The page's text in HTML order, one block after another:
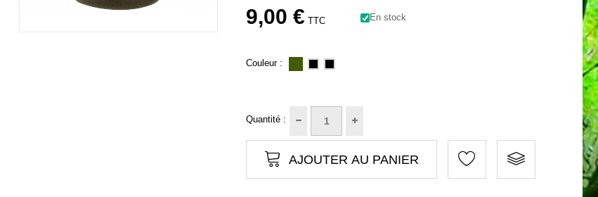
9,00 € TTC En stock
Couleur :
Quantité :
AJOUTER AU PANIER